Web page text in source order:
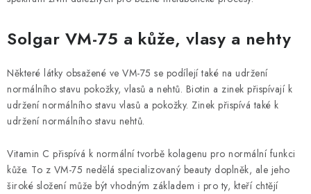
Solgar VM-75 a kůže, vlasy a nehty
Některé látky obsažené ve VM-75 se podílejí také na udržení
normálního stavu pokožky, vlasů a nehtů. Biotin a zinek přispívají k
udržení normálního stavu vlasů a pokožky. Zinek přispívá také k
udržení normálního stavu nehtů.
Vitamin C přispívá k normální tvorbě kolagenu pro normální funkci
kůže. To z VM-75 nedělá specializovaný beauty doplněk, ale jeho
široké složení může být vhodným základem i pro ty, kteří chtějí